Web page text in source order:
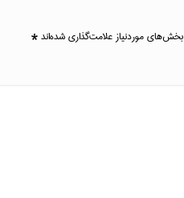
بخش‌های موردنیاز علامت‌گذاری شده‌اند*